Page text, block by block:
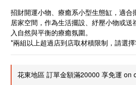
招財開運小物、療癒系小型生態缸，適合
居家空間，作為生活擺設、紓壓小物或送
入自然與平衡的療癒氛圍。
*兩組以上超過店到店取材積限制，請選
花東地區 訂單金額滿20000 享免運 on